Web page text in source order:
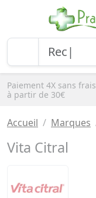
Paiement 4X sans frais
à partir de 30€
Accueil Marques
Vita Citral